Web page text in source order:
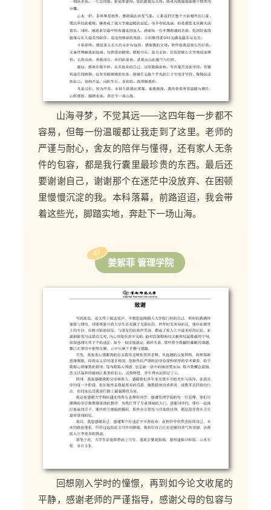
山海寻梦，不觉其远——这四年每一步都不
容易，但每一份温暖都让我走到了这里。老师的
严谨与耐心，舍友的陪伴与懂得，还有家人无条
件的包容，都是我行囊里最珍贵的东西。最后还
要谢谢自己，谢谢那个在迷茫中没放弃、在困顿
里慢慢沉淀的我。本科落幕，前路迢迢，我会带
着这些光，脚踏实地，奔赴下一场山海。
#7
姜絮菲 管理学院
回想刚入学时的憧憬，再到如今论文收尾的
平静，感谢老师的严谨指导，感谢父母的包容与